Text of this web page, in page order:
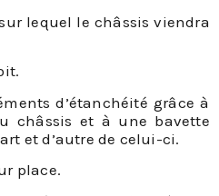
lequel le châssis viendra
d’étanchéité grâce à
châssis et à une bavette
et d’autre de celui-ci.
place.